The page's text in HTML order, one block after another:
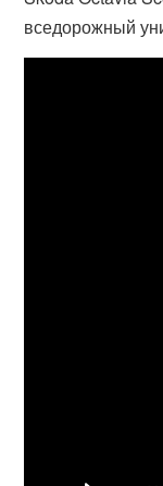
вседорожный